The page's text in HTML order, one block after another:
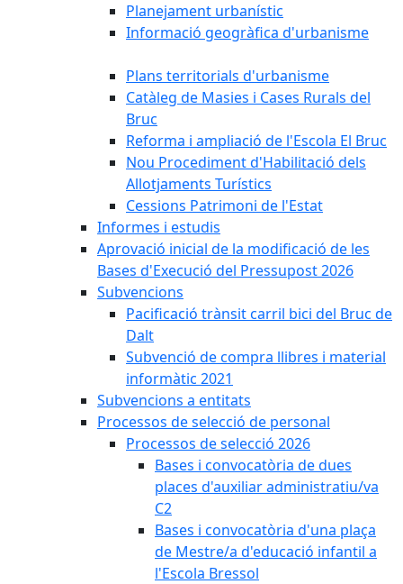
Planejament urbanístic
Informació geogràfica d'urbanisme
Plans territorials d'urbanisme
Catàleg de Masies i Cases Rurals del
Bruc
Reforma i ampliació de l'Escola El Bruc
Nou Procediment d'Habilitació dels
Allotjaments Turístics
Cessions Patrimoni de l'Estat
Informes i estudis
Aprovació inicial de la modificació de les
Bases d'Execució del Pressupost 2026
Subvencions
Pacificació trànsit carril bici del Bruc de
Dalt
Subvenció de compra llibres i material
informàtic 2021
Subvencions a entitats
Processos de selecció de personal
Processos de selecció 2026
Bases i convocatòria de dues
places d'auxiliar administratiu/va
C2
Bases i convocatòria d'una plaça
de Mestre/a d'educació infantil a
l'Escola Bressol